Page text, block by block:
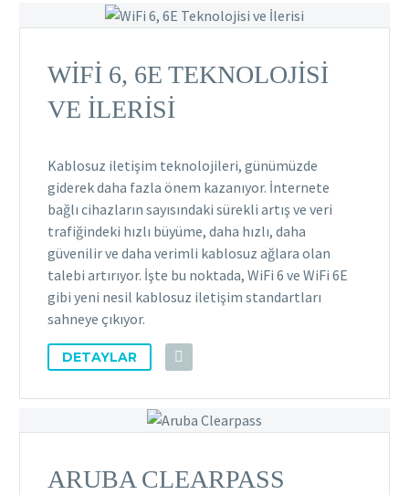
WIFI 6, 6E TEKNOLOJISI
VE İLERISI
Kablosuz iletişim teknolojileri, günümüzde
giderek daha fazla önem kazanıyor. İnternete
bağlı cihazların sayısındaki sürekli artış ve veri
trafiğindeki hızlı büyüme, daha hızlı, daha
güvenilir ve daha verimli kablosuz ağlara olan
talebi artırıyor. İşte bu noktada, WiFi 6 ve WiFi 6E
gibi yeni nesil kablosuz iletişim standartları
sahneye çıkıyor.
DETAYLAR
ARUBA CLEARPASS